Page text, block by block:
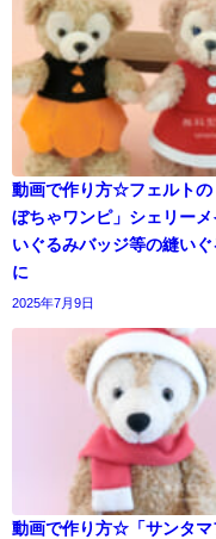
動画で作り方☆フェルトの
ぼちゃワンピ」シェリーメ
いぐるみバッジ等の縫いぐ
に
2025年7月9日
動画で作り方☆「サンタマ